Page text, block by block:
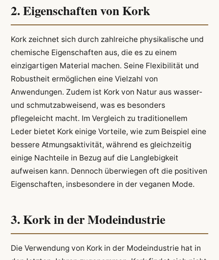
2. Eigenschaften von Kork
Kork zeichnet sich durch zahlreiche physikalische und
chemische Eigenschaften aus, die es zu einem
einzigartigen Material machen. Seine Flexibilität und
Robustheit ermöglichen eine Vielzahl von
Anwendungen. Zudem ist Kork von Natur aus wasser-
und schmutzabweisend, was es besonders
pflegeleicht macht. Im Vergleich zu traditionellem
Leder bietet Kork einige Vorteile, wie zum Beispiel eine
bessere Atmungsaktivität, während es gleichzeitig
einige Nachteile in Bezug auf die Langlebigkeit
aufweisen kann. Dennoch überwiegen oft die positiven
Eigenschaften, insbesondere in der veganen Mode.
3. Kork in der Modeindustrie
Die Verwendung von Kork in der Modeindustrie hat in